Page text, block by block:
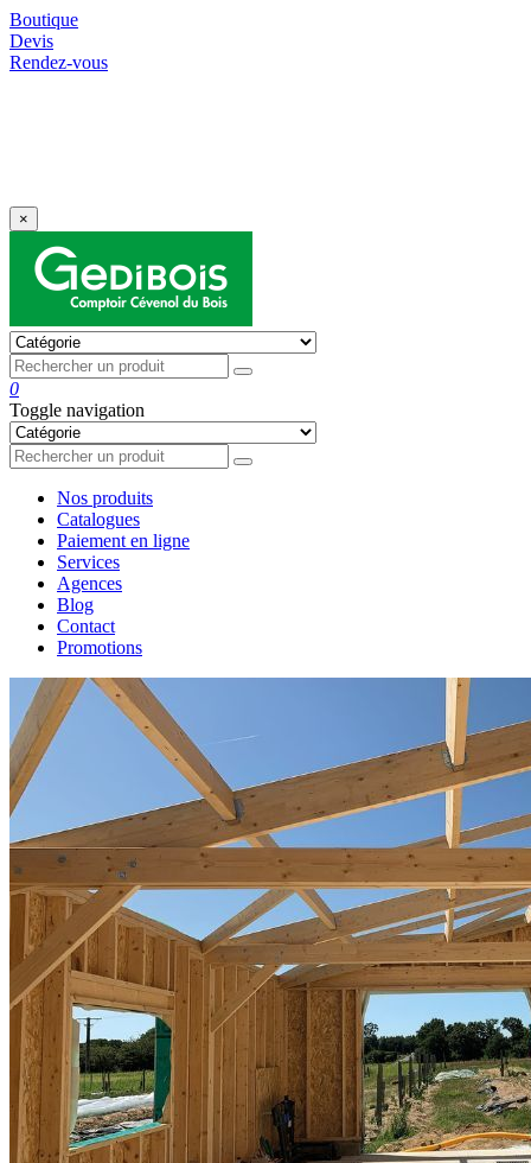
Boutique
Devis
Rendez-vous
×
0
Toggle navigation
Nos produits
Catalogues
Paiement en ligne
Services
Agences
Blog
Contact
Promotions